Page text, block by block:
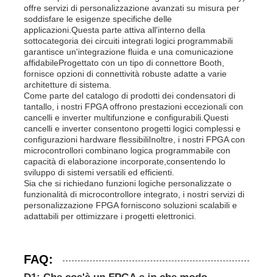
offre servizi di personalizzazione avanzati su misura per
soddisfare le esigenze specifiche delle
applicazioni.Questa parte attiva all'interno della
sottocategoria dei circuiti integrati logici programmabili
garantisce un'integrazione fluida e una comunicazione
affidabileProgettato con un tipo di connettore Booth,
fornisce opzioni di connettività robuste adatte a varie
architetture di sistema.
Come parte del catalogo di prodotti dei condensatori di
tantallo, i nostri FPGA offrono prestazioni eccezionali con
cancelli e inverter multifunzione e configurabili.Questi
cancelli e inverter consentono progetti logici complessi e
configurazioni hardware flessibiliInoltre, i nostri FPGA con
microcontrollori combinano logica programmabile con
capacità di elaborazione incorporate,consentendo lo
sviluppo di sistemi versatili ed efficienti.
Sia che si richiedano funzioni logiche personalizzate o
funzionalità di microcontrollore integrato, i nostri servizi di
personalizzazione FPGA forniscono soluzioni scalabili e
adattabili per ottimizzare i progetti elettronici.
FAQ: